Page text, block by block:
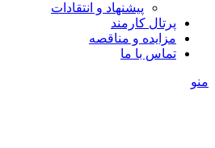
پیشنهاد و انتقادات
پرتال کارمند
مزایده و مناقصه
تماس با ما
منو